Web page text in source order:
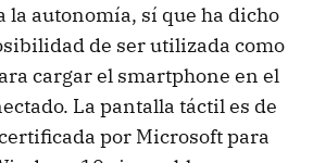
la autonomía, sí que ha dicho
de ser utilizada como
cargar el smartphone en el
La pantalla táctil es de
por Microsoft para